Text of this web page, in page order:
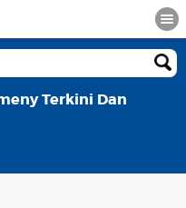
Terkini Dan